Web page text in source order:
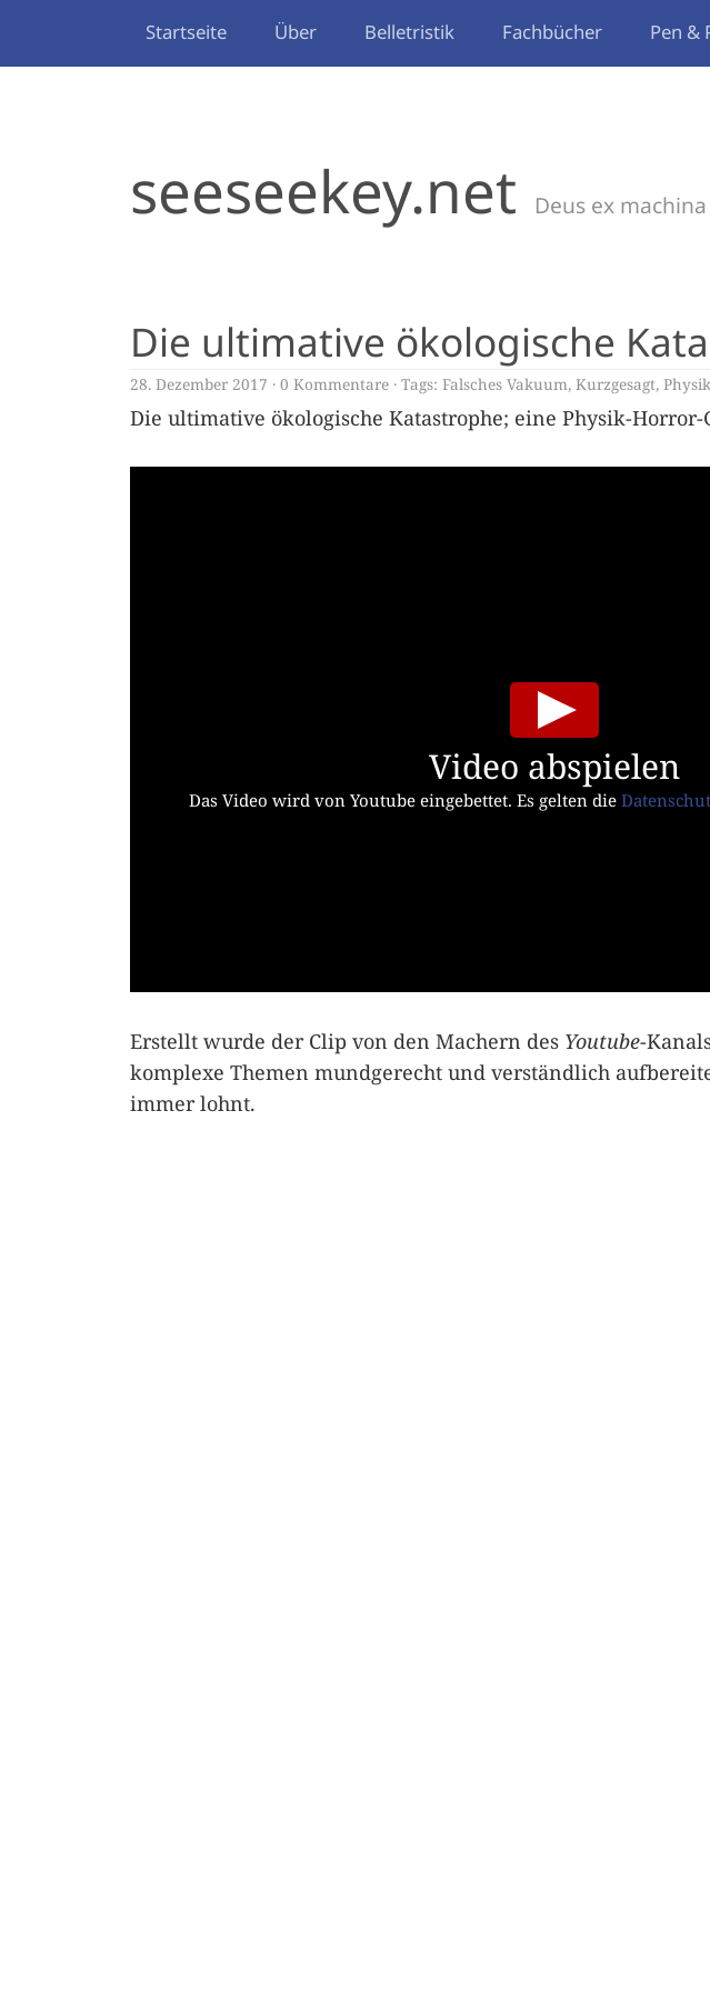
Startseite Über Belletristik Fachbücher Pen &
seeseekey.net Deus ex machina
Die ultimative ökologische
28. Dezember 2017 0 Kommentare Tags: Falsches Vakuum, Kurzgesagt, Physik
Die ultimative ökologische Katastrophe; eine Physik-Horror-
Video abspielen
Das Video wird von Youtube eingebettet. Es gelten die
Erstellt wurde der Clip von den Machern des Youtube-
komplexe Themen mundgerecht und verständlich
immer lohnt.